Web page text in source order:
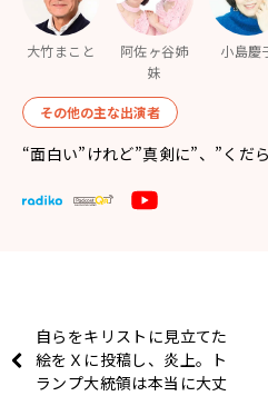
大竹まこと
阿佐ヶ谷姉
妹
小島慶
その他の主な出演者
“面白い”けれど”真剣に”、”くだ
自らをキリストに見立てた
絵をＸに投稿し、炎上。ト
ランプ大統領は本当に大丈